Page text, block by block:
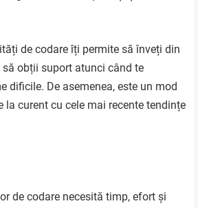
de codare îți permite să înveți din
să obții suport atunci când te
dificile. De asemenea, este un mod
la curent cu cele mai recente tendințe
de codare necesită timp, efort și